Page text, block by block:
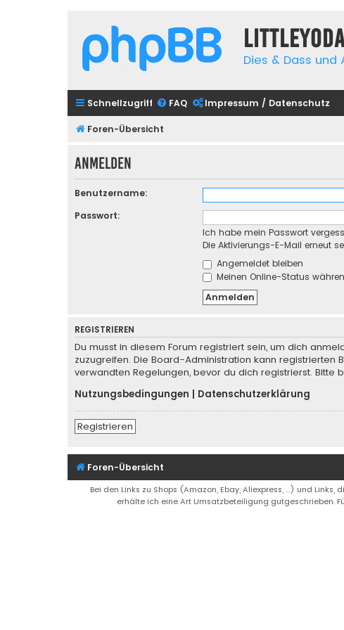
Dies & Dass und
Schnellzugriff FAQ Impressum / Datenschutz
Foren-Übersicht
Anmelden
Benutzername:
Passwort:
Ich habe mein Passwort
Die Aktivierungs-E-Mail erneut
Angemeldet bleiben
Meinen Online-Status
REGISTRIEREN
Du musst in diesem Forum registriert sein, um dich
zuzugreifen. Die Board-Administration kann registrierten
verwandten Regelungen, bevor du dich registrierst.
Nutzungsbedingungen
Datenschutzerklärung
Registrieren
Foren-Übersicht
Bei den Links zu Shops (Amazon, Ebay, Aliexpress, ...) und
erhälte ich eine Art Umsatzbeteiligung gutgeschrieben.